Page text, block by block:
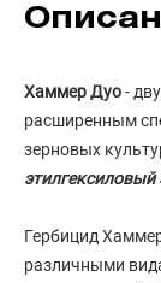
Хаммер Дуо-
расширенным
зерновых
Гербицид
различными